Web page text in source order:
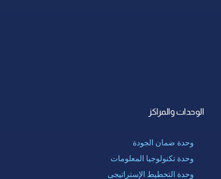
الوحدات والمراكز
وحدة ضمان الجودة
وحدة تكنولوجيا المعلومات
وحدة التخطيط الإستراتيجى